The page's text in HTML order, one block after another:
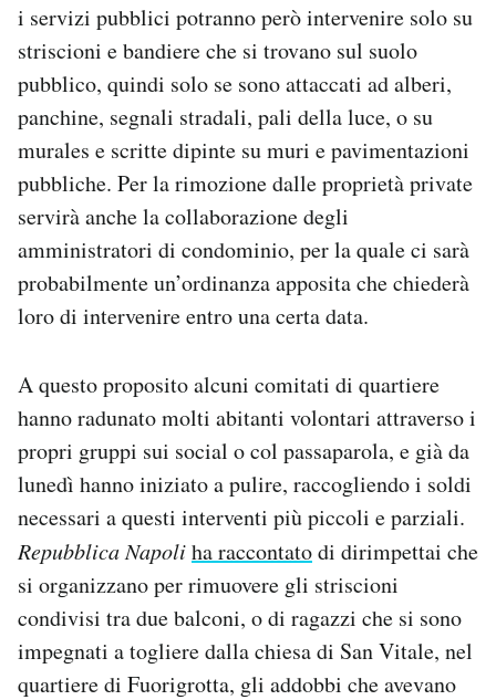
i servizi pubblici potranno però intervenire solo su
striscioni e bandiere che si trovano sul suolo
pubblico, quindi solo se sono attaccati ad alberi,
panchine, segnali stradali, pali della luce, o su
murales e scritte dipinte su muri e pavimentazioni
pubbliche. Per la rimozione dalle proprietà private
servirà anche la collaborazione degli
amministratori di condominio, per la quale ci sarà
probabilmente un’ordinanza apposita che chiederà
loro di intervenire entro una certa data.
A questo proposito alcuni comitati di quartiere
hanno radunato molti abitanti volontari attraverso i
propri gruppi sui social o col passaparola, e già da
lunedì hanno iniziato a pulire, raccogliendo i soldi
necessari a questi interventi più piccoli e parziali.
Repubblica Napoliha raccontatodi dirimpettai che
si organizzano per rimuovere gli striscioni
condivisi tra due balconi, o di ragazzi che si sono
impegnati a togliere dalla chiesa di San Vitale, nel
quartiere di Fuorigrotta, gli addobbi che avevano